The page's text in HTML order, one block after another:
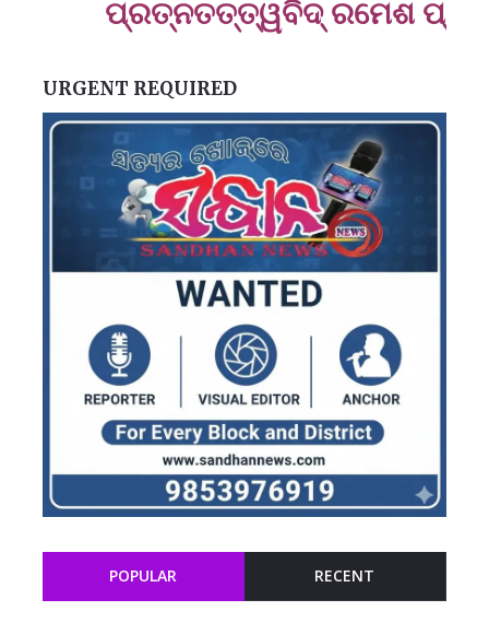
ପ୍ରତ୍ନତ‌ତ୍ତ୍ୱବିଦ୍ ରମେଶ ପ୍ରସାଦ
URGENT REQUIRED
POPULAR RECENT